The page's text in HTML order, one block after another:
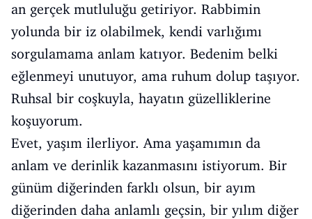
an gerçek mutluluğu getiriyor. Rabbimin
yolunda bir iz olabilmek, kendi varlığımı
sorgulamama anlam katıyor. Bedenim belki
eğlenmeyi unutuyor, ama ruhum dolup taşıyor.
Ruhsal bir coşkuyla, hayatın güzelliklerine
koşuyorum.
Evet, yaşım ilerliyor. Ama yaşamımın da
anlam ve derinlik kazanmasını istiyorum. Bir
günüm diğerinden farklı olsun, bir ayım
diğerinden daha anlamlı geçsin, bir yılım diğer